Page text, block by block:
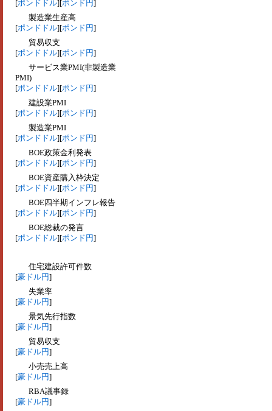
[ポンドドル][ポンド円]
製造業生産高
[ポンドドル][ポンド円]
貿易収支
[ポンドドル][ポンド円]
サービス業PMI(非製造業
PMI)
[ポンドドル][ポンド円]
建設業PMI
[ポンドドル][ポンド円]
製造業PMI
[ポンドドル][ポンド円]
BOE政策金利発表
[ポンドドル][ポンド円]
BOE資産購入枠決定
[ポンドドル][ポンド円]
BOE四半期インフレ報告
[ポンドドル][ポンド円]
BOE総裁の発言
[ポンドドル][ポンド円]
住宅建設許可件数
[豪ドル円]
失業率
[豪ドル円]
景気先行指数
[豪ドル円]
貿易収支
[豪ドル円]
小売売上高
[豪ドル円]
RBA議事録
[豪ドル円]